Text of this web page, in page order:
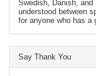
Swedish, Danish, and
understood between
for anyone who has a
Say Thank You